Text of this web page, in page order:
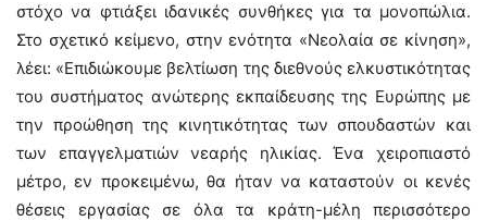
στόχο να φτιάξει ιδανικές συνθήκες για τα μονοπώλια.
Στο σχετικό κείμενο, στην ενότητα «Νεολαία σε κίνηση»,
λέει: «Επιδιώκουμε βελτίωση της διεθνούς ελκυστικότητας
του συστήματος ανώτερης εκπαίδευσης της Ευρώπης με
την προώθηση της κινητικότητας των σπουδαστών και
των επαγγελματιών νεαρής ηλικίας. Ένα χειροπιαστό
μέτρο, εν προκειμένω, θα ήταν να καταστούν οι κενές
θέσεις εργασίας σε όλα τα κράτη-μέλη περισσότερο